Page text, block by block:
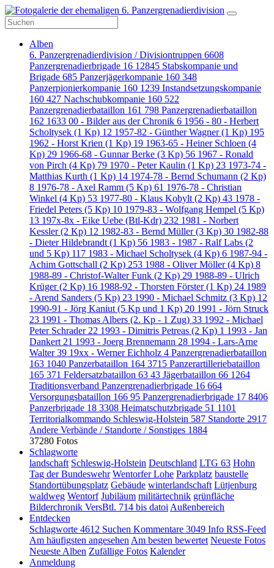
Alben
6. Panzergrenadierdivision / Divisiontruppen 6608
Panzergrenadierbrigade 16 12845 Stabskompanie und
Brigade 685 Panzerjägerkompanie 160 348
Panzerpionierkompanie 160 1239 Instandsetzungskompanie
160 427 Nachschubkompanie 160 522
Panzergrenadierbataillon 161 798 Panzergrenadierbataillon
162 1633 00 - Bilder aus der Chronik 6 1956 - 80 - Herbert
Scholtysek (1 Kp) 12 1957-82 - Günther Wagner (1 Kp) 195
1962 - Horst Krien (1 Kp) 19 1963-65 - Heiner Schloen (4
Kp) 29 1966-68 - Gunnar Berke (3 Kp) 56 1967 - Ronald
von Pirch (4 Kp) 79 1970 - Peter Kaulin (1 Kp) 23 1973-74 -
Matthias Kurth (1 Kp) 14 1974-78 - Bernd Schumann (2 Kp)
8 1976-78 - Axel Ramm (5 Kp) 61 1976-78 - Christian
Winkel (4 Kp) 53 1977-80 - Klaus Kobylt (2 Kp) 43 1978 -
Friedel Peters (5 Kp) 10 1979-83 - Wolfgang Hempel (5 Kp)
13 197x-8x - Eike Uebe (Btl-Kdr) 232 1981 - Norbert
Kessler (2 Kp) 12 1982-83 - Bernd Müller (3 Kp) 30 1982-88
- Dieter Hildebrandt (1 Kp) 56 1983 - 1987 - Ralf Labs (2
und 5 Kp) 117 1983 - Michael Scholtysek (4 Kp) 6 1987-94 -
Achim Gottschall (2 Kp) 253 1988 - Oliver Möller (4 Kp) 8
1988-89 - Christof-Walter Funk (2 Kp) 29 1988-89 - Ulrich
Krüger (2 Kp) 16 1988-92 - Thorsten Förster (1 Kp) 24 1989
- Arend Sanders (5 Kp) 23 1990 - Michael Schmitz (3 Kp) 12
1990-91 - Jörg Kaniut (5 Kp und 1 Kp) 20 1991 - Jörn Struck
23 1991 - Thomas Albers (2. Kp - 1 Zug) 33 1992 - Michael
Peter Schrader 22 1993 - Dimitris Petreas (2 Kp) 1 1993 - Jan
Dankert 21 1993 - Joerg Brennemann 28 1994 - Lars-Arne
Walter39 19xx - Werner Eichholz 4 Panzergrenadierbataillon
163 1040 Panzerbataillon 164 3715 Panzerartilleriebataillon
165 371 Feldersatzbataillon 63 43 Jägerbataillon 66 1264
Traditionsverband Panzergrenadierbrigade 16 664
Versorgungsbataillon 166 95 Panzergrenadierbrigade 17 8406
Panzerbrigade 18 3308 Heimatschutzbrigade 51 1101
Territorialkommando Schleswig-Holstein 587 Standorte 2917
Andere Verbände / Standorte / Sonstiges 1884
37280 Fotos
Schlagworte
landschaft Schleswig-Holstein Deutschland LTG 63 Hohn
Tag der Bundeswehr Wentorfer Lohe Parkplatz baustelle
Standortübungsplatz Gebäude winterlandschaft Lütjenburg
waldweg Wentorf Jubiläum militärtechnik grünfläche
Bilderchronik VersBtl. 714 bis datoi Außenbereich
Entdecken
Schlagworte 4612 Suchen Kommentare 3049 Info RSS-Feed
Am häufigsten angesehen Am besten bewertet Neueste Fotos
Neueste Alben Zufällige Fotos Kalender
Anmeldung